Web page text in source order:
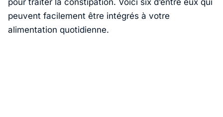
peuvent facilement être intégrés à votre
alimentation quotidienne.